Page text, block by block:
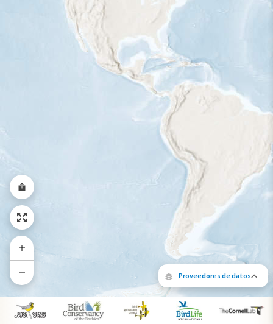
Proveedores de datos
Gama de especies por estación
Gama de verano
Rango de invierno
Rango a lo largo del año